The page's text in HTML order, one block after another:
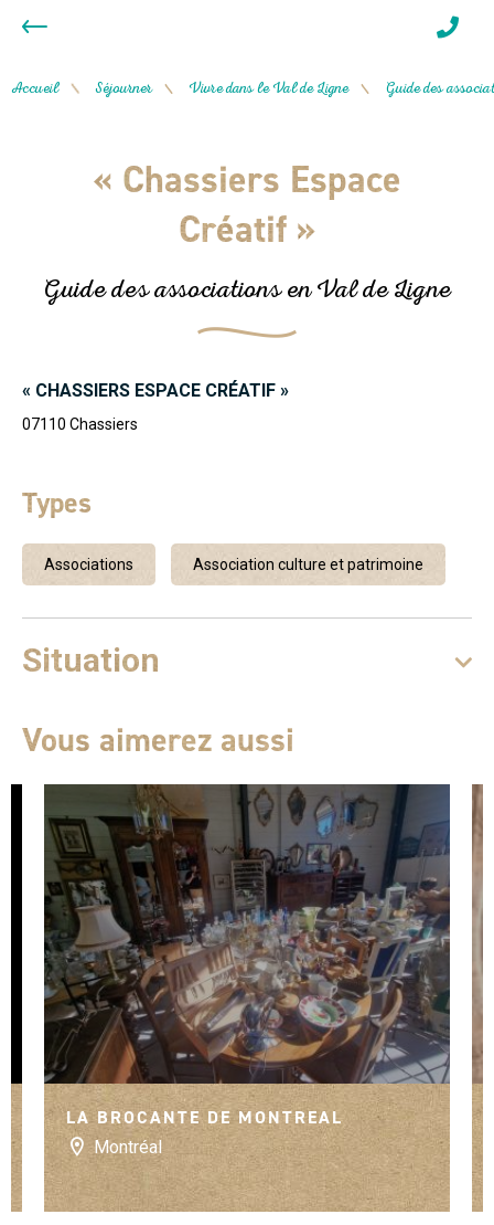
Accueil / Séjourner / Vivre dans le Val de Ligne / Guide des
« Chassiers Espace
Créatif »
Guide des associations en Val de Ligne
« CHASSIERS ESPACE CRÉATIF »
07110 Chassiers
Types
Associations Association culture et patrimoine
Situation
Vous aimerez aussi
by cha
LA BROCANTE DE MONTREAL
Montréal